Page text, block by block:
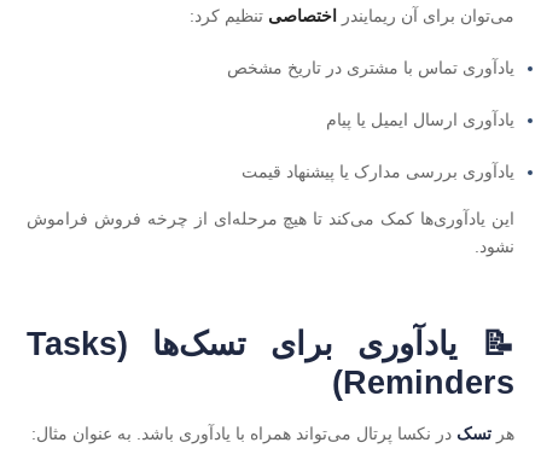
می‌توان برای آن ریمایندر
اختصاصی تنظیم کرد:
یادآوری تماس با مشتری در تاریخ مشخص
یادآوری ارسال ایمیل یا پیام
یادآوری بررسی مدارک یا پیشنهاد قیمت
این یادآوری‌ها کمک می‌کند تا هیچ مرحله‌ای از چرخه فروش فراموش
نشود.
📝 یادآوری برای تسک‌ها (Tasks
Reminders)
هرتسک در نکسا پرتال می‌تواند همراه با یادآوری باشد. به‌ عنوان مثال: